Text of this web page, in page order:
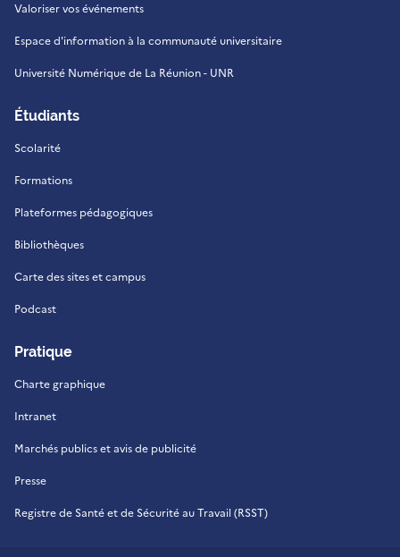
Valoriser vos événements
Espace d'information à la communauté universitaire
Université Numérique de La Réunion - UNR
Étudiants
Scolarité
Formations
Plateformes pédagogiques
Bibliothèques
Carte des sites et campus
Podcast
Pratique
Charte graphique
Intranet
Marchés publics et avis de publicité
Presse
Registre de Santé et de Sécurité au Travail (RSST)